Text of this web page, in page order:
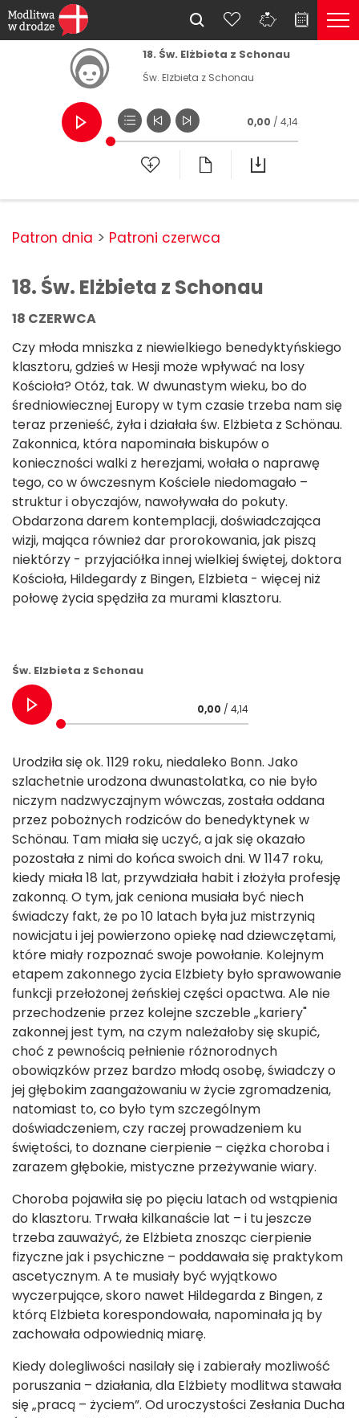
18. Św. Elżbieta z Schonau
Św. Elzbieta z Schonau
0,00 / 4,14
Patron dnia Patroni czerwca
18. Św. Elżbieta z Schonau
18 CZERWCA
Czy młoda mniszka z niewielkiego benedyktyńskiego
klasztoru, gdzieś w Hesji może wpływać na losy
Kościoła? Otóż, tak. W dwunastym wieku, bo do
średniowiecznej Europy w tym czasie trzeba nam się
teraz przenieść, żyła i działała św. Elżbieta z Schönau.
Zakonnica, która napominała biskupów o
konieczności walki z herezjami, wołała o naprawę
tego, co w ówczesnym Kościele niedomagało –
struktur i obyczajów, nawoływała do pokuty.
Obdarzona darem kontemplacji, doświadczająca
wizji, mająca również dar prorokowania, jak piszą
niektórzy - przyjaciółka innej wielkiej świętej, doktora
Kościoła, Hildegardy z Bingen, Elżbieta - więcej niż
połowę życia spędziła za murami klasztoru.
Św. Elzbieta z Schonau
0,00 / 4,14
Urodziła się ok. 1129 roku, niedaleko Bonn. Jako
szlachetnie urodzona dwunastolatka, co nie było
niczym nadzwyczajnym wówczas, została oddana
przez pobożnych rodziców do benedyktynek w
Schönau. Tam miała się uczyć, a jak się okazało
pozostała z nimi do końca swoich dni. W 1147 roku,
kiedy miała 18 lat, przywdziała habit i złożyła profesję
zakonną. O tym, jak ceniona musiała być niech
świadczy fakt, że po 10 latach była już mistrzynią
nowicjatu i jej powierzono opiekę nad dziewczętami,
które miały rozpoznać swoje powołanie. Kolejnym
etapem zakonnego życia Elżbiety było sprawowanie
funkcji przełożonej żeńskiej części opactwa. Ale nie
przechodzenie przez kolejne szczeble „kariery"
zakonnej jest tym, na czym należałoby się skupić,
choć z pewnością pełnienie różnorodnych
obowiązków przez bardzo młodą osobę, świadczy o
jej głębokim zaangażowaniu w życie zgromadzenia,
natomiast to, co było tym szczególnym
doświadczeniem, czy raczej prowadzeniem ku
świętości, to doznane cierpienie – ciężka choroba i
zarazem głębokie, mistyczne przeżywanie wiary.
Choroba pojawiła się po pięciu latach od wstąpienia
do klasztoru. Trwała kilkanaście lat – i tu jeszcze
trzeba zauważyć, że Elżbieta znosząc cierpienie
fizyczne jak i psychiczne – poddawała się praktykom
ascetycznym. A te musiały być wyjątkowo
wyczerpujące, skoro nawet Hildegarda z Bingen, z
którą Elżbieta korespondowała, napominała ją by
zachowała odpowiednią miarę.
Kiedy dolegliwości nasilały się i zabierały możliwość
poruszania – działania, dla Elżbiety modlitwa stawała
się „pracą – życiem”. Od uroczystości Zesłania Ducha